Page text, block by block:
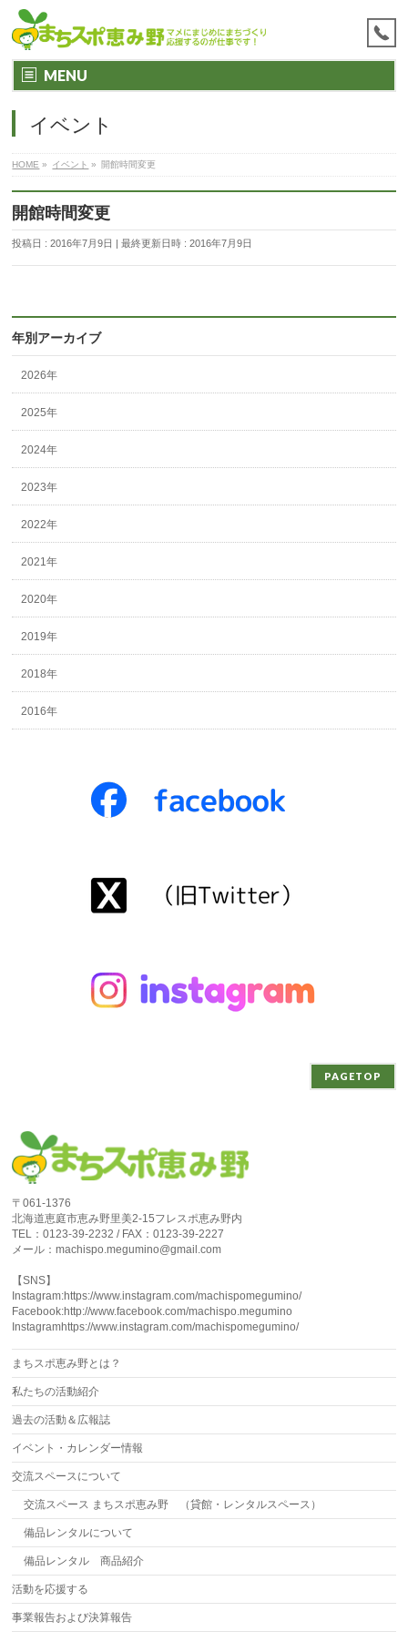
MENU
イベント
HOME » イベント » 開館時間変更
開館時間変更
投稿日 : 2016年7月9日 最終更新日時 : 2016年7月9日
年別アーカイブ
2026年
2025年
2024年
2023年
2022年
2021年
2020年
2019年
2018年
2016年
PAGETOP
〒061-1376
北海道恵庭市恵み野里美2-15フレスポ恵み野内
TEL：0123-39-2232 / FAX：0123-39-2227
メール：machispo.megumino@gmail.com
【SNS】
Instagram:https://www.instagram.com/machispomegumino/
Facebook:http://www.facebook.com/machispo.megumino
Instagramhttps://www.instagram.com/machispomegumino/
まちスポ恵み野とは？
私たちの活動紹介
過去の活動＆広報誌
イベント・カレンダー情報
交流スペースについて
交流スペース まちスポ恵み野 （貸館・レンタルスペース）
備品レンタルについて
備品レンタル 商品紹介
活動を応援する
事業報告および決算報告